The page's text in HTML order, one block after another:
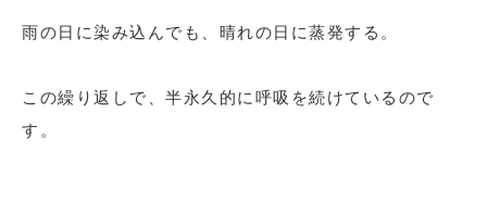
雨の日に染み込んでも、晴れの日に蒸発する。
この繰り返しで、半永久的に呼吸を続けているので
す。